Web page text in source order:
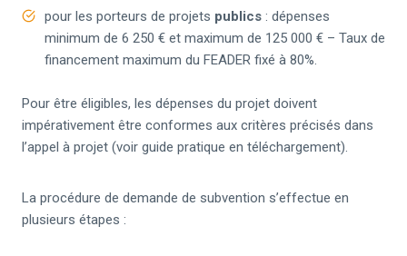
pour les porteurs de projets publics : dépenses
minimum de 6 250 € et maximum de 125 000 € – Taux de
financement maximum du FEADER fixé à 80%.
Pour être éligibles, les dépenses du projet doivent
impérativement être conformes aux critères précisés dans
l’appel à projet (voir guide pratique en téléchargement).
La procédure de demande de subvention s’effectue en
plusieurs étapes :